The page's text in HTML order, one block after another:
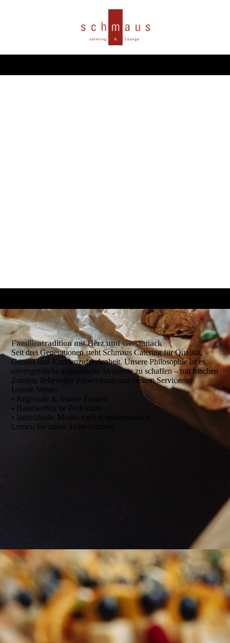
Familientradition mit Herz und Geschmack
Seit drei Generationen steht Schmaus Catering für Qualität,
Genuss und Kundenzufriedenheit. Unsere Philosophie ist es,
unvergessliche kulinarische Momente zu schaffen – mit frischen
Zutaten, liebevoller Zubereitung und bestem Service.
Unsere Werte:
• Regionale & frische Zutaten
• Handwerkliche Perfektion
• Individuelle Menüs nach Kundenwunsch
Lernen Sie unser Team kennen!